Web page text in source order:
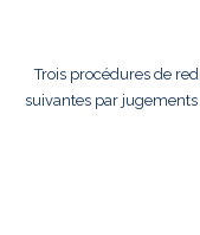
Trois procédures de
suivantes par